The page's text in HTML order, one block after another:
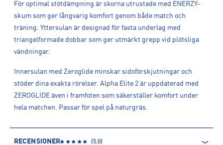
För optimal stötdämpning är skorna utrustade med ENERZY-
skum som ger långvarig komfort genom både match och
träning. Yttersulan är designad för fasta underlag med
triangelformade dobbar som ger utmärkt grepp vid plötsliga
vändningar.
Innersulan med Zeroglide minskar sidoförskjutningar och
stöder dina exakta rörelser. Alpha Elite 2 är uppdaterad med
ZEROGLIDE även i framfoten som säkerställer komfort under
hela matchen. Passar för spel på naturgräs.
RECENSIONER (5.0)